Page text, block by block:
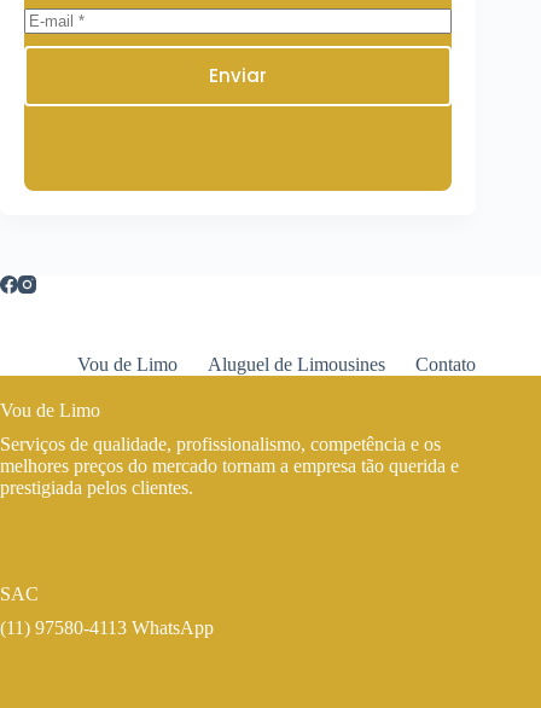
Enviar
Vou de Limo Aluguel de Limousines Contato
Vou de Limo
Serviços de qualidade, profissionalismo, competência e os
melhores preços do mercado tornam a empresa tão querida e
prestigiada pelos clientes.
SAC
(11) 97580-4113 WhatsApp